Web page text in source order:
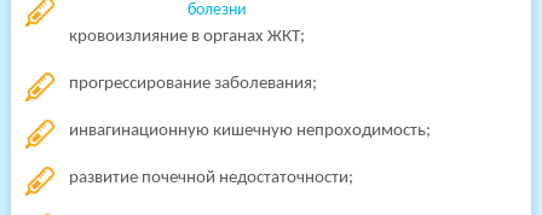
кровоизлияние в органах ЖКТ;
прогрессирование заболевания;
инвагинационную кишечную непроходимость;
развитие почечной недостаточности;